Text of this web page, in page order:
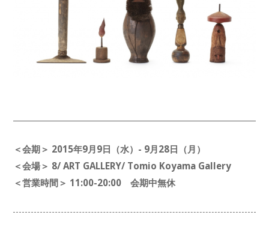
＜会期＞ 2015年9月9日（水）- 9月28日（月）
＜会場＞ 8/ ART GALLERY/ Tomio Koyama Gallery
＜営業時間＞ 11:00-20:00 会期中無休